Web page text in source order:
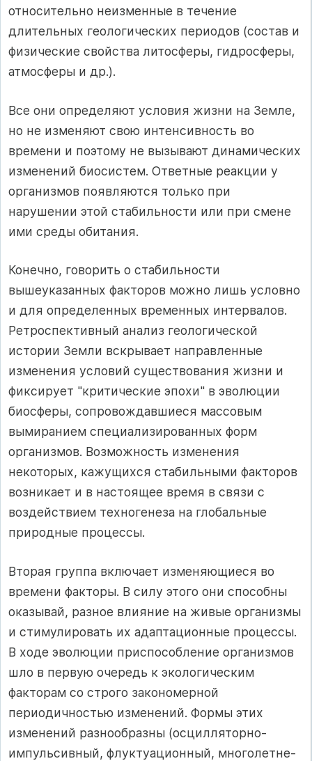
относительно неизменные в течение
длительных геологических периодов (состав и
физические свойства литосферы, гидросферы,
атмосферы и др.).
Все они определяют условия жизни на Земле,
но не изменяют свою интенсивность во
времени и поэтому не вызывают динамических
изменений биосистем. Ответные реакции у
организмов появляются только при
нарушении этой стабильности или при смене
ими среды обитания.
Конечно, говорить о стабильности
вышеуказанных факторов можно лишь условно
и для определенных временных интервалов.
Ретроспективный анализ геологической
истории Земли вскрывает направленные
изменения условий существования жизни и
фиксирует "критические эпохи" в эволюции
биосферы, сопровождавшиеся массовым
вымиранием специализированных форм
организмов. Возможность изменения
некоторых, кажущихся стабильными факторов
возникает и в настоящее время в связи с
воздействием техногенеза на глобальные
природные процессы.
Вторая группа включает изменяющиеся во
времени факторы. В силу этого они способны
оказывай, разное влияние на живые организмы
и стимулировать их адаптационные процессы.
В ходе эволюции приспособление организмов
шло в первую очередь к экологическим
факторам со строго закономерной
периодичностью изменений. Формы этих
изменений разнообразны (осцилляторно-
импульсивный, флуктуационный, многолетне-